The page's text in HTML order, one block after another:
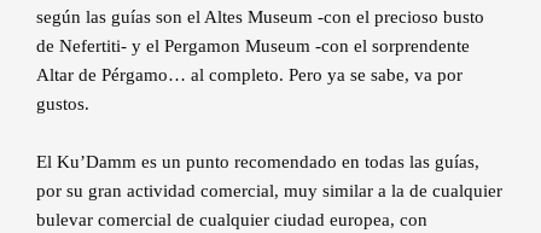
según las guías son el Altes Museum -con el precioso busto
de Nefertiti- y el Pergamon Museum -con el sorprendente
Altar de Pérgamo… al completo. Pero ya se sabe, va por
gustos.
El Ku’Damm es un punto recomendado en todas las guías,
por su gran actividad comercial, muy similar a la de cualquier
bulevar comercial de cualquier ciudad europea, con